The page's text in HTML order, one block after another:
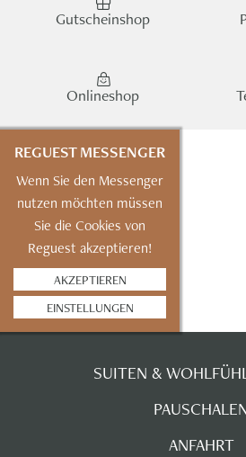
Gutscheinshop
Onlineshop
REGUEST MESSENGER
Wenn Sie den Messenger
nutzen möchten müssen
Sie die Cookies von
Reguest akzeptieren!
AKZEPTIEREN
EINSTELLUNGEN
SUITEN &
ANFAHRT